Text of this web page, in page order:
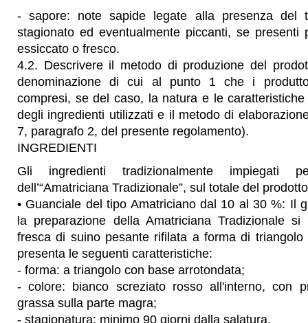
- sapore: note sapide legate alla presenza del
stagionato ed eventualmente piccanti, se presenti
essiccato o fresco.
4.2. Descrivere il metodo di produzione del
denominazione di cui al punto 1 che i
compresi, se del caso, la natura e le
degli ingredienti utilizzati e il metodo di
7, paragrafo 2, del presente regolamento).
INGREDIENTI
Gli ingredienti tradizionalmente impiegati
dell’“Amatriciana Tradizionale”, sul totale del
• Guanciale del tipo Amatriciano dal 10 al 30 %: Il
la preparazione della Amatriciana Tradizionale
fresca di suino pesante rifilata a forma di
presenta le seguenti caratteristiche:
- forma: a triangolo con base arrotondata;
- colore: bianco screziato rosso all'interno, con
grassa sulla parte magra;
- stagionatura: minimo 90 giorni dalla salatura.